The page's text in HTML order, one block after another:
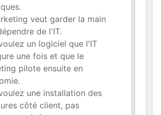
veut garder la main
de l'IT.
un logiciel que l'IT
une fois et que le
pilote ensuite en
une installation des
côté client, pas